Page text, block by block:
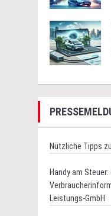
Nützliche Tipps
Handy am
Leistungs-GmbH